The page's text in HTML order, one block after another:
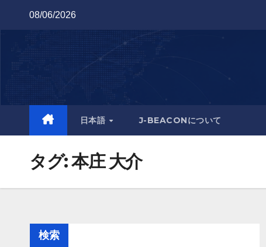
08/06/2026
日本語 J-BEACONについて
タグ:本庄 大介
検索